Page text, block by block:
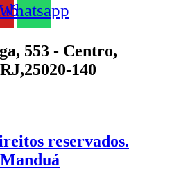
553 - Centro,
140
reservados.